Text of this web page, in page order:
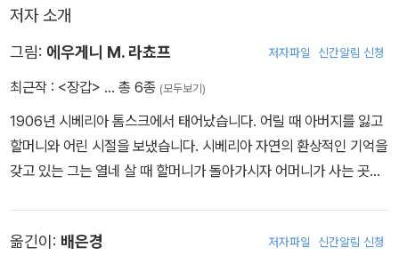
저자 소개
그림: 에우게니 M. 라쵸프 저자파일 신간알림 신청
최근작 : <장갑> … 총 6종 (모두보기)
1906년 시베리아 톰스크에서 태어났습니다. 어릴 때 아버지를 잃고
할머니와 어린 시절을 보냈습니다. 시베리아 자연의 환상적인 기억을
갖고 있는 그는 열네 살 때 할머니가 돌아가시자 어머니가 사는 곳으
M. 라쵸프의 그림 스타일은 점차 인정을 받아 러시아와 외국에서 많
옮긴이: 배은경 저자파일 신간알림 신청